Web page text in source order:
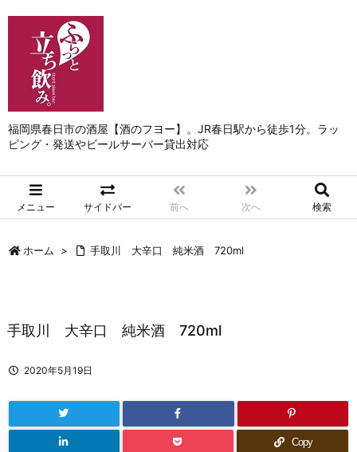
福岡県春日市の酒屋【酒のフヨー】。JR春日駅から徒歩1分。ラッ
ピング・発送やビールサーバー貸出対応
メニュー サイドバー 前へ 次へ 検索
ホーム > 手取川 大辛口 純米酒 720ml
手取川 大辛口 純米酒 720ml
2020年5月19日
Copy